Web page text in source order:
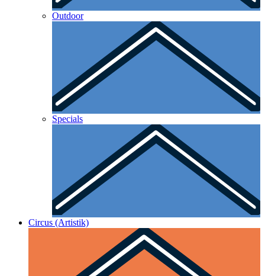
Outdoor
Specials
Circus (Artistik)